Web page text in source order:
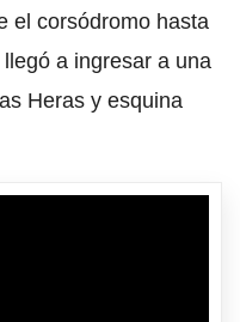
el corsódromo hasta
a ingresar a una
Heras y esquina